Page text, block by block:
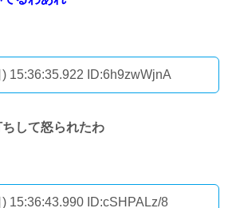
15:36:35.922 ID:6h9zwWjnA
して怒られたわ
15:36:43.990 ID:cSHPALz/8